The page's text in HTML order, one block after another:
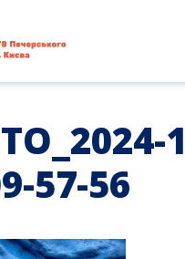
57-56